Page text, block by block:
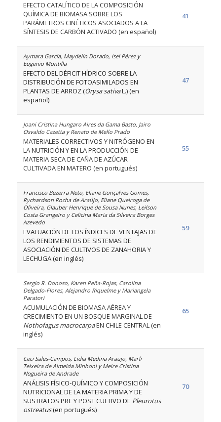
EFECTO CATALÍTICO DE LA COMPOSICIÓN
QUÍMICA DE BIOMASA SOBRE LOS
PARÁMETROS CINÉTICOS ASOCIADOS A LA
SÍNTESIS DE CARBÓN ACTIVADO (en español)
41
Aymara García, Maydelín Dorado, Isel Pérez y
Eugenio Montilla
EFECTO DEL DÉFICIT HÍDRICO SOBRE LA
DISTRIBUCIÓN DE FOTOASIMILADOS EN
PLANTAS DE ARROZ (Orysa sativaL.) (en
español)
47
Joani Cristina Hungaro Aires da Gama Basto, Jairo
Osvaldo Cazetta y Renato de Mello Prado
MATERIALES CORRECTIVOS Y NITRÓGENO EN
LA NUTRICIÓN Y EN LA PRODUCCIÓN DE
MATERIA SECA DE CAÑA DE AZÚCAR
CULTIVADA EN MATERO (en portugués)
55
Francisco Bezerra Neto, Eliane Gonçalves Gomes,
Rychardson Rocha de Araújo, Eliane Queiroga de
Oliveira, Glauber Henrique de Sousa Nunes, Leilson
Costa Grangeiro y Celicina Maria da Silveira Borges
Azevedo
EVALUACIÓN DE LOS ÍNDICES DE VENTAJAS DE
LOS RENDIMIENTOS DE SISTEMAS DE
ASOCIACIÓN DE CULTIVOS DE ZANAHORIA Y
LECHUGA (en inglés)
59
Sergio R. Donoso, Karen Peña-Rojas, Carolina
Delgado-Flores, Alejandro Riquelme y Mariangela
Paratori
ACUMULACIÓN DE BIOMASA AÉREA Y
CRECIMIENTO EN UN BOSQUE MARGINAL DE
Nothofagus macrocarpaEN CHILE CENTRAL (en
inglés)
65
Ceci Sales-Campos, Lidia Medina Araujo, Marli
Teixeira de Almeida Minhoni y Meire Cristina
Nogueira de Andrade
ANÁLISIS FÍSICO-QUÍMICO Y COMPOSICIÓN
NUTRICIONAL DE LA MATERIA PRIMA Y DE
SUSTRATOS PRE Y POST CULTIVO DE Pleurotus
ostreatus(en portugués)
70